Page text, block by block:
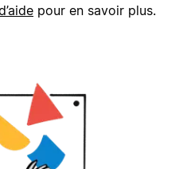
pour en savoir plus.